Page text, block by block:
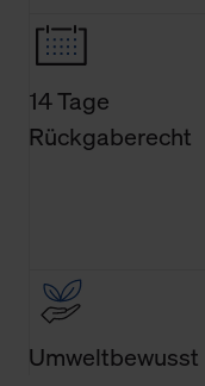
Weitere
Technologien sowie
finden Sie in
14 Tage
Rückgaberecht
Umweltbewusst